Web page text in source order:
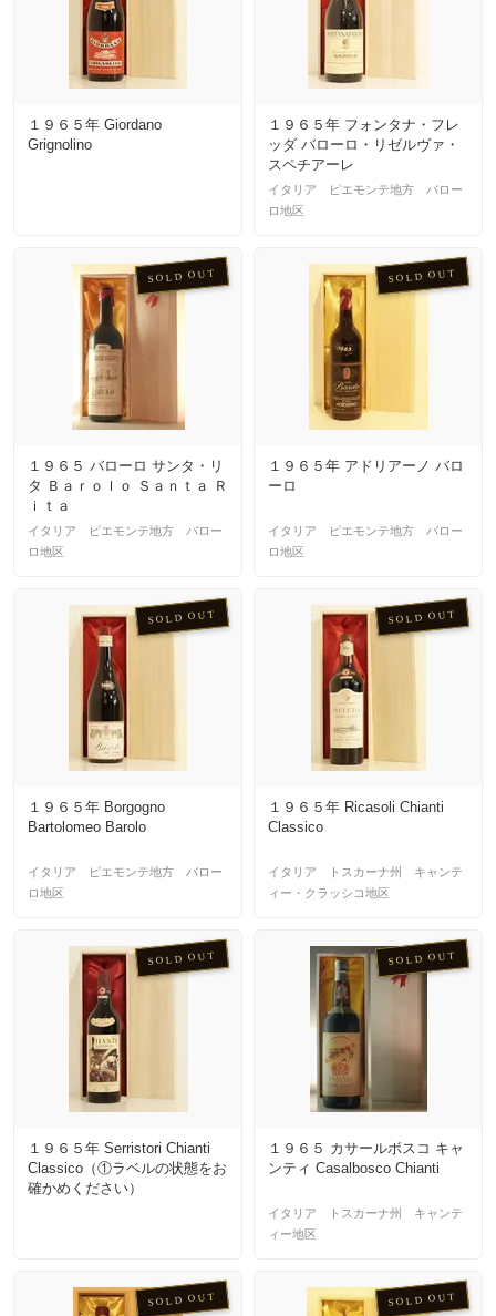
１９６５年 Giordano
Grignolino
１９６５年 フォンタナ・フレ
ッダ バローロ・リゼルヴァ・
スペチアーレ
イタリア ピエモンテ地方 バロー
ロ地区
SOLD OUT
１９６５ バローロ サンタ・リ
タ Ｂａｒｏｌｏ Ｓａｎｔａ Ｒ
ｉｔａ
イタリア ピエモンテ地方 バロー
ロ地区
SOLD OUT
１９６５年 アドリアーノ バロ
ーロ
イタリア ピエモンテ地方 バロー
ロ地区
SOLD OUT
１９６５年 Borgogno
Bartolomeo Barolo
イタリア ピエモンテ地方 バロー
ロ地区
SOLD OUT
１９６５年 Ricasoli Chianti
Classico
イタリア トスカーナ州 キャンテ
ィー・クラッシコ地区
SOLD OUT
１９６５年 Serristori Chianti
Classico（①ラベルの状態をお
確かめください）
SOLD OUT
１９６５ カサールボスコ キャ
ンティ Casalbosco Chianti
イタリア トスカーナ州 キャンテ
ィー地区
SOLD OUT SOLD OUT